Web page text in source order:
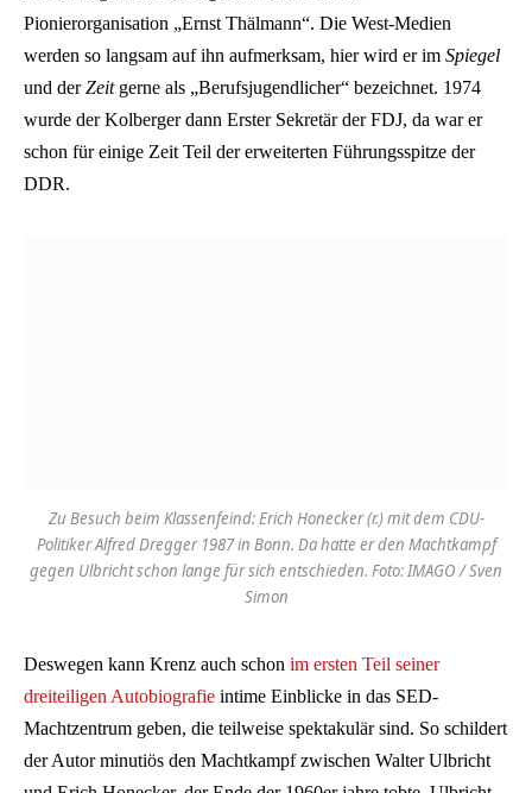
Pionierorganisation „Ernst Thälmann“. Die West-Medien
werden so langsam auf ihn aufmerksam, hier wird er im Spiegel
und derZeitgerne als „Berufsjugendlicher“ bezeichnet. 1974
wurde der Kolberger dann Erster Sekretär der FDJ, da war er
schon für einige Zeit Teil der erweiterten Führungsspitze der
DDR.
Zu Besuch beim Klassenfeind: Erich Honecker (r.) mit dem CDU-
Politiker Alfred Dregger 1987 in Bonn. Da hatte er den Machtkampf
gegen Ulbricht schon lange für sich entschieden. Foto: IMAGO / Sven
Simon
Deswegen kann Krenz auch schon im ersten Teil seiner
dreiteiligen Autobiografie intime Einblicke in das SED-
Machtzentrum geben, die teilweise spektakulär sind. So schildert
der Autor minutiös den Machtkampf zwischen Walter Ulbricht